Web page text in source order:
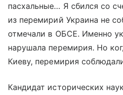
пасхальные… Я сбился со
из перемирий Украина не
отмечали в ОБСЕ. Именно
нарушала перемирия. Но
Киеву, перемирия
Кандидат исторических